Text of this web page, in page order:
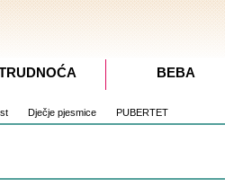
Dječje pjesmice PUBERTET
BEBA